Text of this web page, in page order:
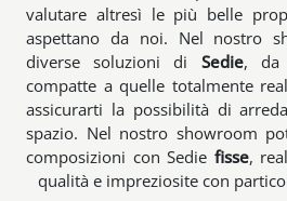
valutare altresì le più belle
aspettano da noi. Nel nostro
diverse soluzioni di Sedie, da
compatte a quelle totalmente
assicurarti la possibilità di
spazio. Nel nostro showroom
composizioni con Sedie fisse,
qualità e impreziosite con